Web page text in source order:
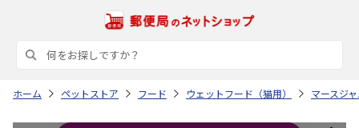
ホーム ペットストア フード ウェットフード（猫用） マースジ